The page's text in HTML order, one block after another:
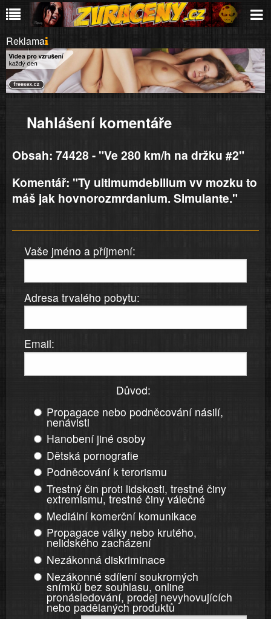
Reklama
Nahlášení komentáře
Obsah: 74428 - "Ve 280 km/h na držku #2"
Komentář: "Ty ultimumdebilium vv mozku to
máš jak hovnorozmrdanium. Simulante."
Vaše jméno a příjmení:
Adresa trvalého pobytu:
Email:
Důvod:
Propagace nebo podněcování násilí,
nenávisti
Hanobení jiné osoby
Dětská pornografie
Podněcování k terorismu
Trestný čin proti lidskosti, trestné činy
extremismu, trestné činy válečné
Mediální komerční komunikace
Propagace války nebo krutého,
nelidského zacházení
Nezákonná diskriminace
Nezákonné sdílení soukromých
snímků bez souhlasu, online
pronásledování, prodej nevyhovujících
nebo padělaných produktů